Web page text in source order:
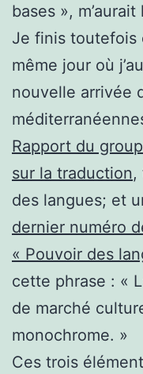
bases », m’aurait
Je finis toutefois
même jour où
nouvelle arrivée
Rapport du
sur la traduction,
des langues; et
dernier numéro
« Pouvoir des
cette phrase : «
de marché
monochrome. »
Ces trois